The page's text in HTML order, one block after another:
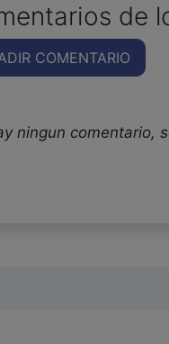
de
COMENTARIO
ningun comentario,